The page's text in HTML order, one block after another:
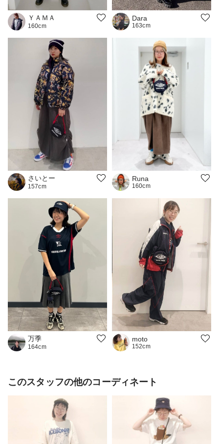
ＹＡＭＡ
160cm
Dara
163cm
さいとー
157cm
Runa
160cm
万季
164cm
moto
152cm
このスタッフの他のコーディネート